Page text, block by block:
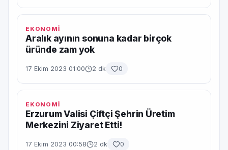
EKONOMİ
Aralık ayının sonuna kadar birçok
üründe zam yok
17 Ekim 2023 01:00 2 dk 0
EKONOMİ
Erzurum Valisi Çiftçi Şehrin Üretim
Merkezini Ziyaret Etti!
17 Ekim 2023 00:58 2 dk 0